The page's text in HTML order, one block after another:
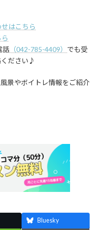
はこちら
話 （042-785-4409） でも受
ください♪
景やボイトレ情報をご紹介
Bluesky